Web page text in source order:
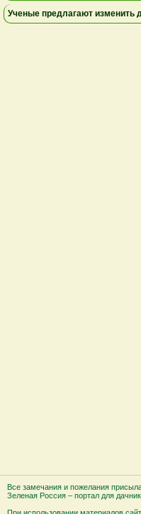
Все замечания и пожелания
Зеленая Россия – портал для